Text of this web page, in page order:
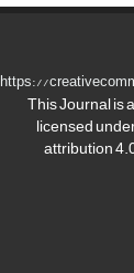
https://
This Journal is
licensed
attribution